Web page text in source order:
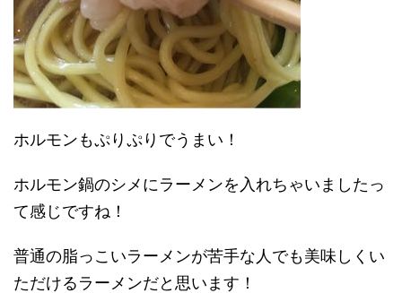
ホルモンもぷりぷりでうまい！
ホルモン鍋のシメにラーメンを入れちゃいましたっ
て感じですね！
普通の脂っこいラーメンが苦手な人でも美味しくい
ただけるラーメンだと思います！